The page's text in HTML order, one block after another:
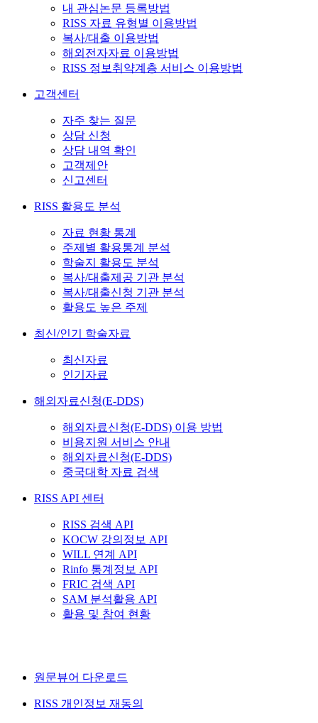
내 관심논문 등록방법
RISS 자료 유형별 이용방법
복사/대출 이용방법
해외전자자료 이용방법
RISS 정보취약계층 서비스 이용방법
고객센터
자주 찾는 질문
상담 신청
상담 내역 확인
고객제안
신고센터
RISS 활용도 분석
자료 현황 통계
주제별 활용통계 분석
학술지 활용도 분석
복사/대출제공 기관 분석
복사/대출신청 기관 분석
활용도 높은 주제
최신/인기 학술자료
최신자료
인기자료
해외자료신청(E-DDS)
해외자료신청(E-DDS) 이용 방법
비용지원 서비스 안내
해외자료신청(E-DDS)
중국대학 자료 검색
RISS API 센터
RISS 검색 API
KOCW 강의정보 API
WILL 연계 API
Rinfo 통계정보 API
FRIC 검색 API
SAM 분석활용 API
활용 및 참여 현황
원문뷰어 다운로드
RISS 개인정보 재동의